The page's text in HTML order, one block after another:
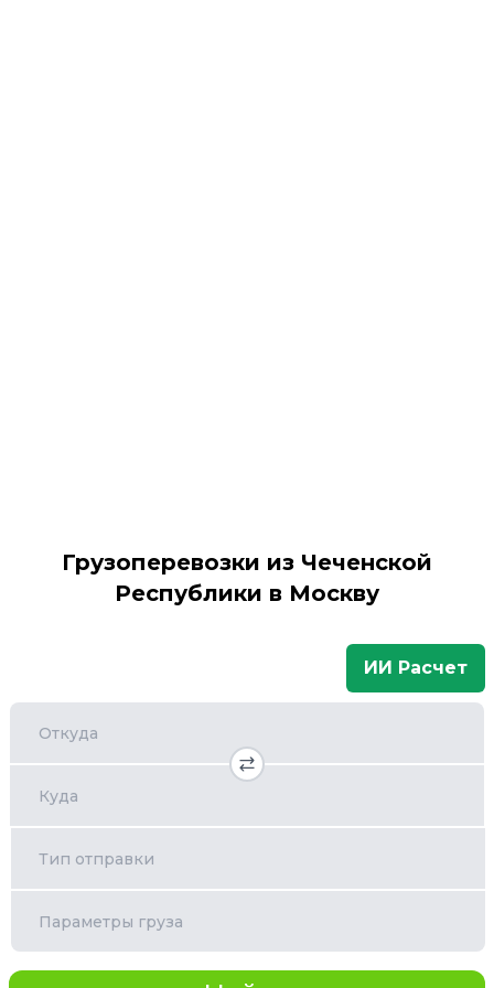
Грузоперевозки из Чеченской
Республики в Москву
ИИ Расчет
Откуда
Куда
Тип отправки
Параметры груза